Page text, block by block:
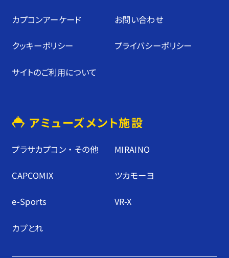
カプコンアーケード お問い合わせ
クッキーポリシー プライバシーポリシー
サイトのご利⽤について
アミューズメント施設
プラサカプコン ・ その他 MIRAINO
CAPCOMIX ツカモーヨ
e-Sports VR-X
カプとれ